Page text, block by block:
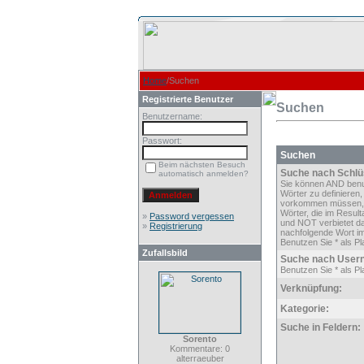
Home/Suchen
Registrierte Benutzer
Benutzername:
Passwort:
Beim nächsten Besuch
automatisch anmelden?
» Password vergessen
» Registrierung
Zufallsbild
Sorento
Kommentare: 0
alterraeuber
Suchen
Suchen
Suche nach
Sie können AND
Wörter zu definieren,
vorkommen
Wörter, die im
und NOT verbietet
nachfolgende Wort
Benutzen Sie * als
Suche nach
Benutzen Sie * als
Verknüpfung:
Kategorie:
Suche in Feldern: